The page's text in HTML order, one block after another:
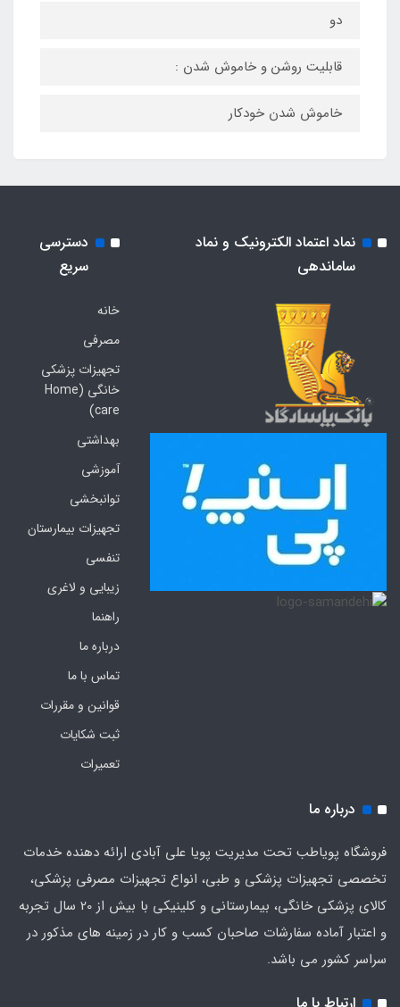
دو
قابلیت روشن و خاموش شدن :
خاموش شدن خودکار
نماد اعتماد الکترونیک و نماد
ساماندهی
دسترسی
سریع
خانه
مصرفی
تجهیزات پزشکی
خانگی (Home
care)
بهداشتی
آموزشی
توانبخشی
تجهیزات بیمارستان
تنفسی
زیبایی و لاغری
راهنما
درباره ما
تماس با ما
قوانین و مقررات
ثبت شکایات
تعمیرات
درباره ما
فروشگاه پویاطب تحت مدیریت پویا علی آبادی ارائه دهنده خدمات
تخصصی تجهیزات پزشکی و طبی، انواع تجهیزات مصرفی پزشکی،
کالای پزشکی خانگی، بیمارستانی و کلینیکی با بیش از 20 سال تجربه
و اعتبار آماده سفارشات صاحبان کسب و کار در زمینه های مذکور در
سراسر کشور می باشد.